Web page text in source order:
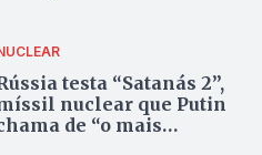
testa “Satanás 2”,
nuclear que Putin
de “o mais